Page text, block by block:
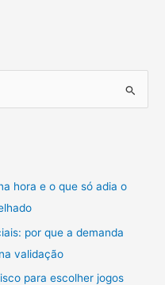
hora e o que só adia o
por que a demanda
validação
para escolher jogos